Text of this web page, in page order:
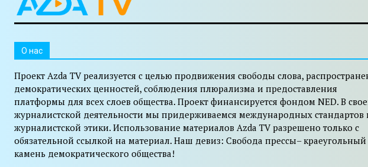
O нас
Проект Azda TV реализуется с целью продвижения свободы слова,
демократических ценностей, соблюдения плюрализма и предоставления
платформы для всех слоев общества. Проект финансируется фондом NED. В
журналистской деятельности мы придерживаемся международных стандартов
журналистской этики. Использование материалов Azda TV разрешено только с
обязательной ссылкой на материал. Наш девиз: Свобода прессы– краеугольный
камень демократического общества!